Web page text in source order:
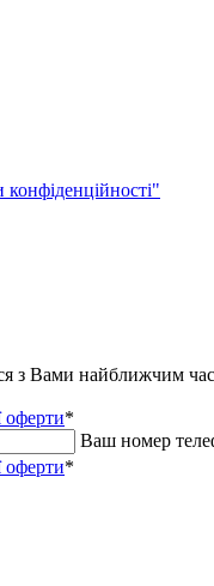
з Вами найближчим
оферти*
Ваш номер
оферти*